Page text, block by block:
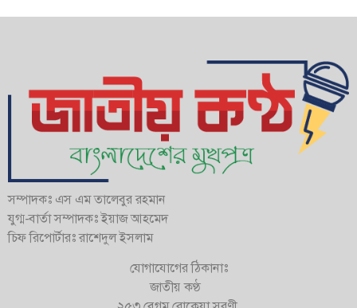
সম্পাদকঃ এস এম তালেবুর রহমান
যুগ্ম-বার্তা সম্পাদকঃ ইয়াজ আহমেদ
চিফ রিপোর্টারঃ রাশেদুল ইসলাম
যোগাযোগের ঠিকানাঃ
জাতীয় কণ্ঠ